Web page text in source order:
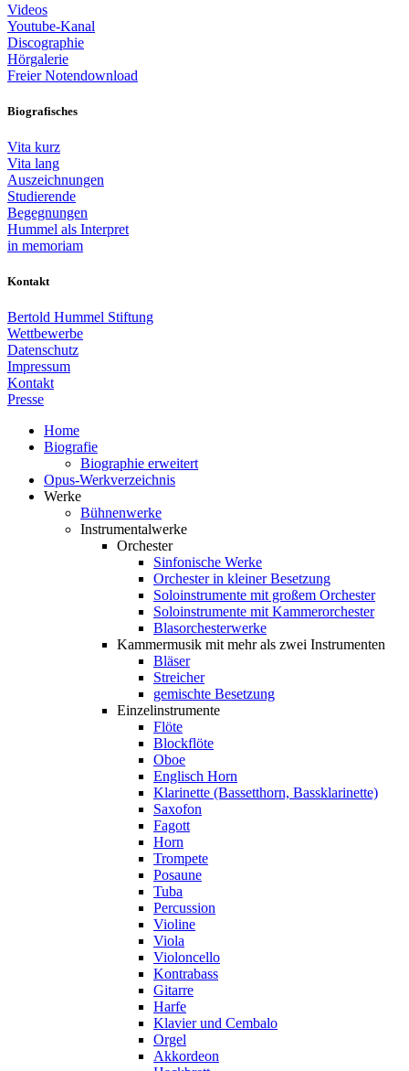
Videos
Youtube-Kanal
Discographie
Hörgalerie
Freier Notendownload
Biografisches
Vita kurz
Vita lang
Auszeichnungen
Studierende
Begegnungen
Hummel als Interpret
in memoriam
Kontakt
Bertold Hummel Stiftung
Wettbewerbe
Datenschutz
Impressum
Kontakt
Presse
Home
Biografie
Biographie erweitert
Opus-Werkverzeichnis
Werke
Bühnenwerke
Instrumentalwerke
Orchester
Sinfonische Werke
Orchester in kleiner Besetzung
Soloinstrumente mit großem Orchester
Soloinstrumente mit Kammerorchester
Blasorchesterwerke
Kammermusik mit mehr als zwei Instrumenten
Bläser
Streicher
gemischte Besetzung
Einzelinstrumente
Flöte
Blockflöte
Oboe
Englisch Horn
Klarinette (Bassetthorn, Bassklarinette)
Saxofon
Fagott
Horn
Trompete
Posaune
Tuba
Percussion
Violine
Viola
Violoncello
Kontrabass
Gitarre
Harfe
Klavier und Cembalo
Orgel
Akkordeon